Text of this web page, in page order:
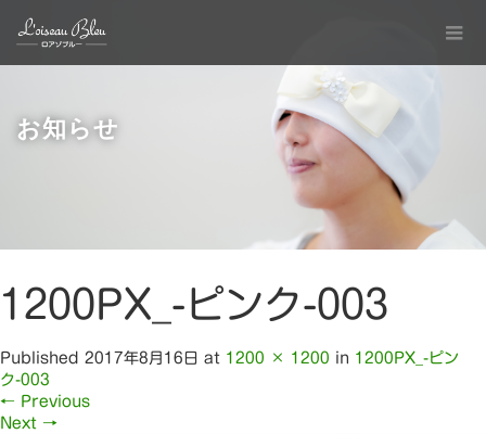
お知らせ
1200PX_-ピンク-003
Published 2017年8月16日 at 1200 × 1200 in 1200PX_-ピン
ク-003
← Previous
Next →